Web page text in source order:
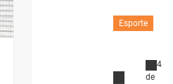
Esporte
4
de